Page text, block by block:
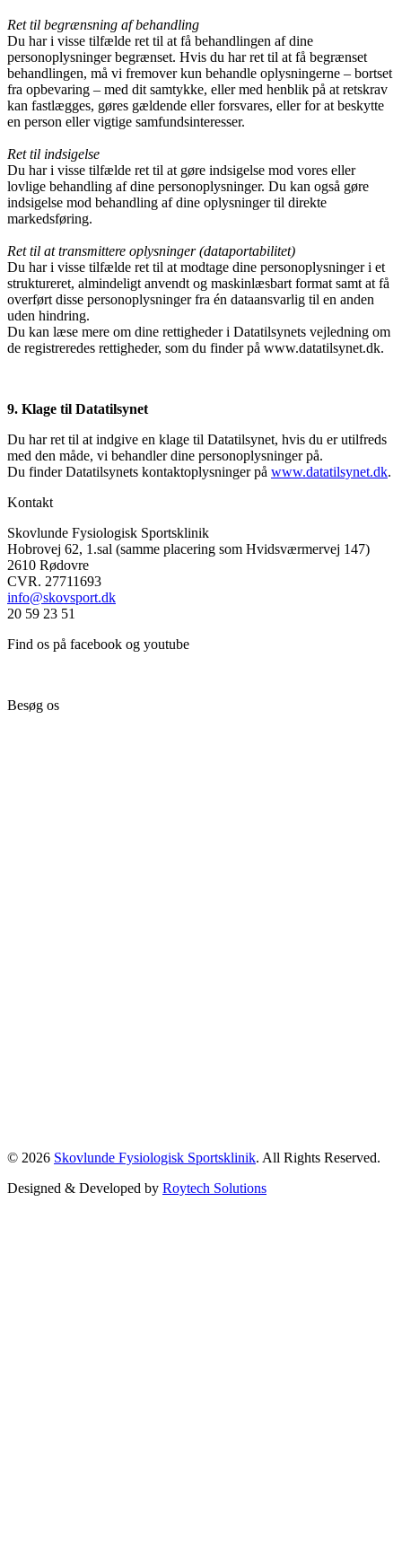
Ret til begrænsning af behandling
Du har i visse tilfælde ret til at få behandlingen af dine
personoplysninger begrænset. Hvis du har ret til at få begrænset
behandlingen, må vi fremover kun behandle oplysningerne – bortset
fra opbevaring – med dit samtykke, eller med henblik på at retskrav
kan fastlægges, gøres gældende eller forsvares, eller for at beskytte
en person eller vigtige samfundsinteresser.
Ret til indsigelse
Du har i visse tilfælde ret til at gøre indsigelse mod vores eller
lovlige behandling af dine personoplysninger. Du kan også gøre
indsigelse mod behandling af dine oplysninger til direkte
markedsføring.
Ret til at transmittere oplysninger (dataportabilitet)
Du har i visse tilfælde ret til at modtage dine personoplysninger i et
struktureret, almindeligt anvendt og maskinlæsbart format samt at få
overført disse personoplysninger fra én dataansvarlig til en anden
uden hindring.
Du kan læse mere om dine rettigheder i Datatilsynets vejledning om
de registreredes rettigheder, som du finder på www.datatilsynet.dk.
9. Klage til Datatilsynet
Du har ret til at indgive en klage til Datatilsynet, hvis du er utilfreds
med den måde, vi behandler dine personoplysninger på.
Du finder Datatilsynets kontaktoplysninger på www.datatilsynet.dk.
Kontakt
Skovlunde Fysiologisk Sportsklinik
Hobrovej 62, 1.sal (samme placering som Hvidsværmervej 147)
2610 Rødovre
CVR. 27711693
info@skovsport.dk
20 59 23 51
Find os på facebook og youtube
Besøg os
© 2026 Skovlunde Fysiologisk Sportsklinik. All Rights Reserved.
Designed & Developed by Roytech Solutions